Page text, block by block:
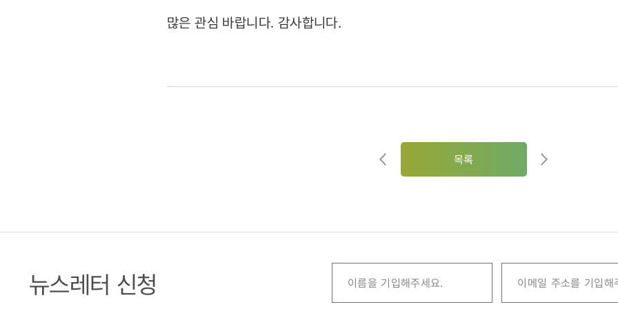
많은 관심 바랍니다. 감사합니다.
목록
뉴스레터 신청